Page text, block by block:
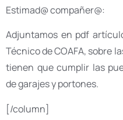
Estimad@ compañer@:
Adjuntamos en pdf
Técnico de COAFA, sobre
tienen que cumplir las
de garajes y portones.
[/column]